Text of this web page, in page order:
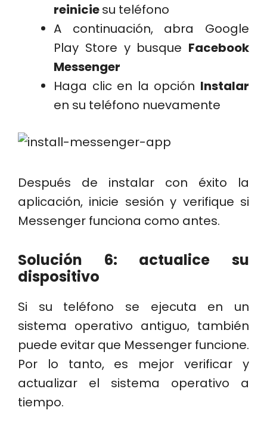
reiniciesu teléfono
A continuación, abra Google
Play Store y busque Facebook
Messenger
Haga clic en la opción Instalar
en su teléfono nuevamente
Después de instalar con éxito la
aplicación, inicie sesión y verifique si
Messenger funciona como antes.
Solución 6: actualice su
dispositivo
Si su teléfono se ejecuta en un
sistema operativo antiguo, también
puede evitar que Messenger funcione.
Por lo tanto, es mejor verificar y
actualizar el sistema operativo a
tiempo.